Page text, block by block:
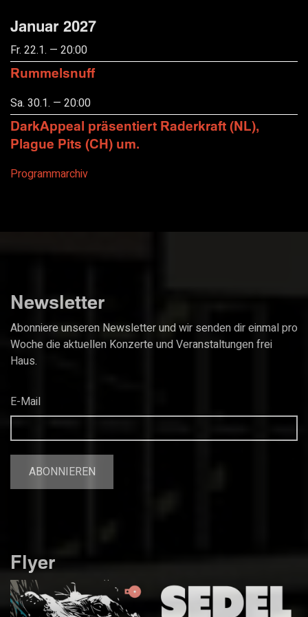
Januar 2027
Fr. 22.1. — 20:00
Rummelsnuff
Sa. 30.1. — 20:00
DarkAppeal präsentiert Raderkraft (NL),
Plague Pits (CH) um.
Programmarchiv
Newsletter
Abonniere unseren Newsletter und wir senden dir einmal pro
Woche die aktuellen Konzerte und Veranstaltungen frei
Haus.
E-Mail
Flyer